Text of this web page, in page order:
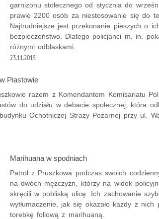
garnizonu stołecznego od stycznia do
prawie 2200 osób za niestosowanie się do
Najtrudniejsze jest przekonanie pieszych o
bezpieczeństwo. Dlatego policjanci m. in.
różnymi odblaskami.
23.11.2015
Piastowie
razem z Komendantem Komisariatu
do udziału w debacie społecznej, która
Ochotniczej Straży Pożarnej przy ul.
Marihuana w spodniach
Patrol z Pruszkowa podczas swoich
na dwóch mężczyzn, którzy na widok
skręcili w pobliską ulicę. Ich zachowanie
wytłumaczenie, jak się okazało każdy z nich
torebkę foliową z marihuaną.